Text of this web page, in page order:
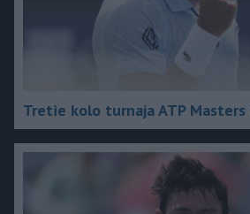
Tretie kolo turnaja ATP Masters